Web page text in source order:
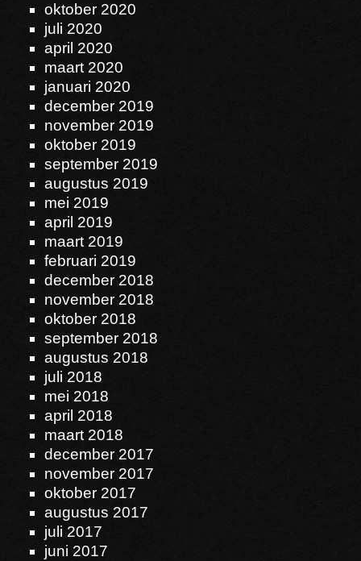
oktober 2020
juli 2020
april 2020
maart 2020
januari 2020
december 2019
november 2019
oktober 2019
september 2019
augustus 2019
mei 2019
april 2019
maart 2019
februari 2019
december 2018
november 2018
oktober 2018
september 2018
augustus 2018
juli 2018
mei 2018
april 2018
maart 2018
december 2017
november 2017
oktober 2017
augustus 2017
juli 2017
juni 2017